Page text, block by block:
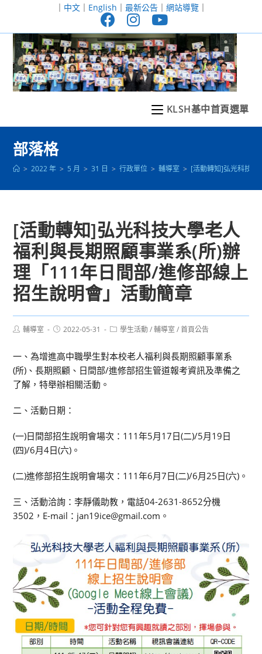
至
｜ 中文｜ English ｜ 最新公告｜ 網站導覽｜
KLSH基中首頁選單
部落格
> 2022 年 > 5 月 > 31 日 > 行政單位 > 輔導室 > [活動轉知]弘光科技大
[活動轉知]弘光科技大學老人
福利與長期照顧事業系(所)辦
理「111年日間部/進修部線上
招生說明會」活動簡章
Post輔導室
Post2022-05-31
Post學生活動 / 輔導室 / 首頁公告
一、為增進高中職學生對本校老人福利與長期照顧事業系
(所)、長期照顧、日間部/進修部招生管道報考資訊及準備之
了解，特舉辦相關活動。
二、活動日期：
(一)日間部招生說明會場次：111年5月17日(二)/5月19日
(四)/6月4日(六)。
(二)進修部招生說明會場次：111年6月7日(二)/6月25日(六)。
三、活動洽詢：李靜儀助教，電話04-2631-8652分機
3502，E-mail：jan19ice@gmail.com。